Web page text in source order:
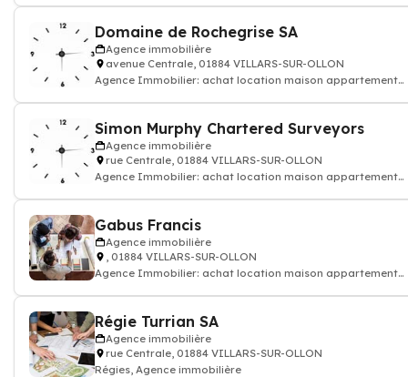
Domaine de Rochegrise SA
Agence immobilière
avenue Centrale, 01884 VILLARS-SUR-OLLON
Agence Immobilier: achat location maison appartement
Simon Murphy Chartered Surveyors
Agence immobilière
rue Centrale, 01884 VILLARS-SUR-OLLON
Agence Immobilier: achat location maison appartement
Gabus Francis
Agence immobilière
, 01884 VILLARS-SUR-OLLON
Agence Immobilier: achat location maison appartement
Régie Turrian SA
Agence immobilière
rue Centrale, 01884 VILLARS-SUR-OLLON
Régies, Agence immobilière